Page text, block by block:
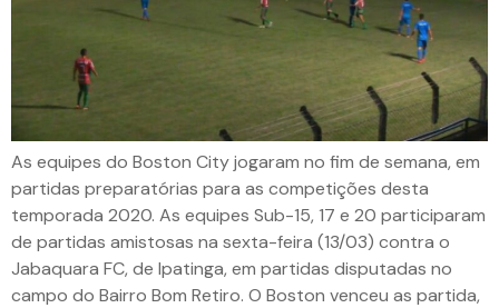
As equipes do Boston City jogaram no fim de semana, em
partidas preparatórias para as competições desta
temporada 2020. As equipes Sub-15, 17 e 20 participaram
de partidas amistosas na sexta-feira (13/03) contra o
Jabaquara FC, de Ipatinga, em partidas disputadas no
campo do Bairro Bom Retiro. O Boston venceu as partida,